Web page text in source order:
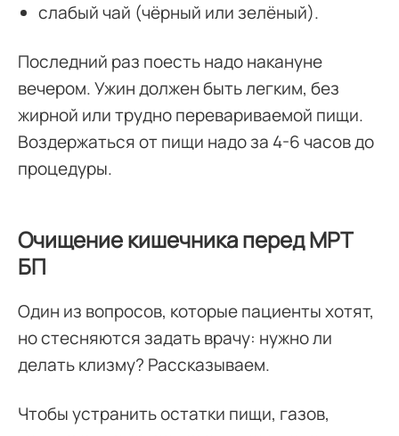
слабый чай (чёрный или зелёный).
Последний раз поесть надо накануне
вечером. Ужин должен быть легким, без
жирной или трудно перевариваемой пищи.
Воздержаться от пищи надо за 4-6 часов до
процедуры.
Очищение кишечника перед МРТ
БП
Один из вопросов, которые пациенты хотят,
но стесняются задать врачу: нужно ли
делать клизму? Рассказываем.
Чтобы устранить остатки пищи, газов,